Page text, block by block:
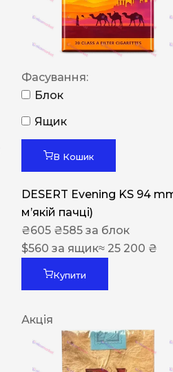
Фасування:
Блок
Ящик
В Кошик
DESERT Evening KS 94
мʼякій пачці)
₴605 ₴585 за блок
$560 за ящик≈ 25 200 ₴
Купити
Акція